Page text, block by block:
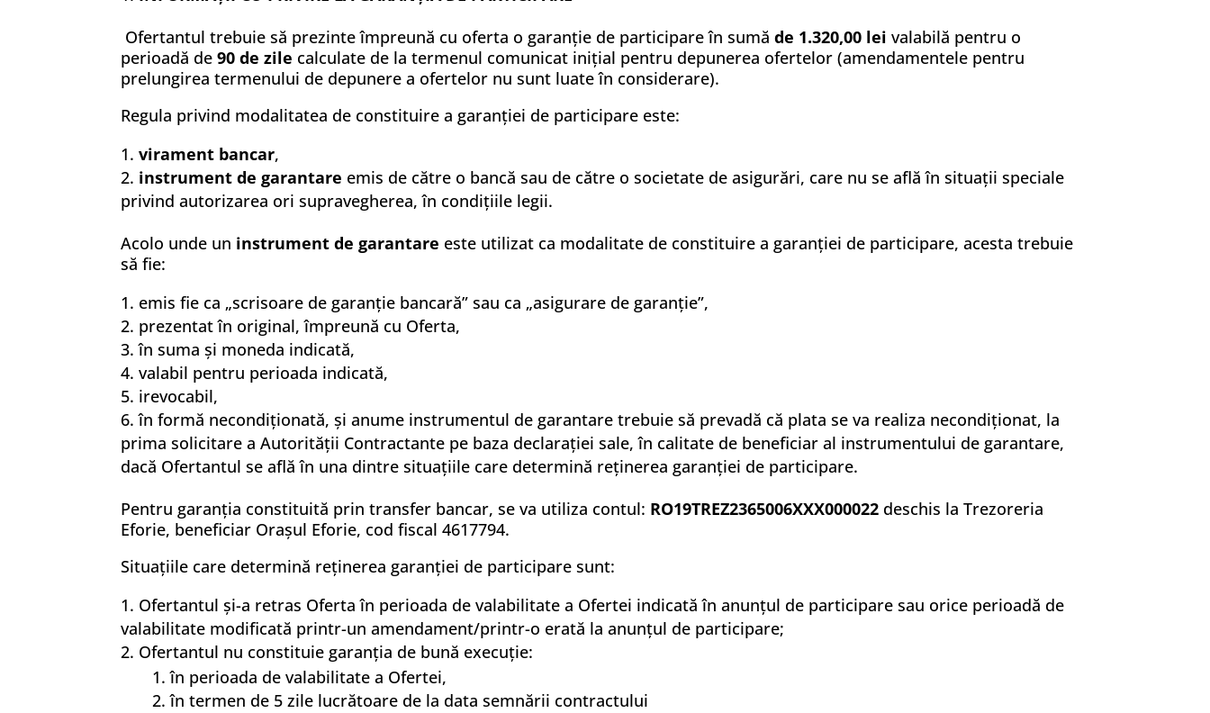
Ofertantul trebuie să prezinte împreună cu oferta o garanție de participare în sumăde 1.320,00 lei valabilă pentru o
perioadă de90 de zile calculate de la termenul comunicat inițial pentru depunerea ofertelor (amendamentele pentru
prelungirea termenului de depunere a ofertelor nu sunt luate în considerare).
Regula privind modalitatea de constituire a garanției de participare este:
virament bancar,
instrument de garantare emis de către o bancă sau de către o societate de asigurări, care nu se află în situaţii speciale
privind autorizarea ori supravegherea, în condiţiile legii.
Acolo unde un instrument de garantare este utilizat ca modalitate de constituire a garanției de participare, acesta trebuie
să fie:
emis fie ca „scrisoare de garanție bancară” sau ca „asigurare de garanție”,
prezentat în original, împreună cu Oferta,
în suma și moneda indicată,
valabil pentru perioada indicată,
irevocabil,
în formă necondiționată, și anume instrumentul de garantare trebuie să prevadă că plata se va realiza necondiţionat, la
prima solicitare a Autorității Contractante pe baza declarației sale, în calitate de beneficiar al instrumentului de garantare,
dacă Ofertantul se află în una dintre situațiile care determină reținerea garanției de participare.
Pentru garanția constituită prin transfer bancar, se va utiliza contul: RO19TREZ2365006XXX000022 deschis la Trezoreria
Eforie, beneficiar Oraşul Eforie, cod fiscal 4617794.
Situațiile care determină reținerea garanției de participare sunt:
Ofertantul și-a retras Oferta în perioada de valabilitate a Ofertei indicată în anunțul de participare sau orice perioadă de
valabilitate modificată printr-un amendament/printr-o erată la anunțul de participare;
Ofertantul nu constituie garanţia de bună execuţie:
în perioada de valabilitate a Ofertei,
în termen de 5 zile lucrătoare de la data semnării contractului